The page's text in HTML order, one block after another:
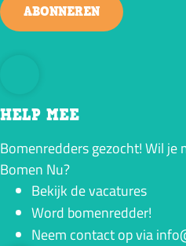
ABONNEREN
HELP MEE
Bomenredders gezocht! Wil je
Bomen Nu?
Bekijk de vacatures
Word bomenredder!
Neem contact op via